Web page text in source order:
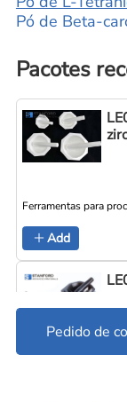
Pó de Beta-
Pacotes
Ferramentas para
Add
Pedido de